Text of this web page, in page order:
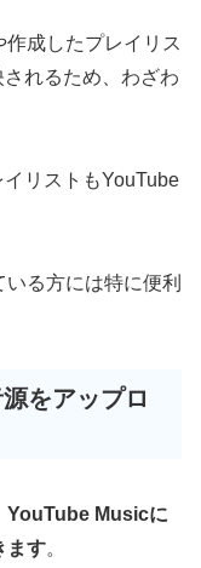
成したプレイリス
れるため、わざわ
リストもYouTube
る方には特に便利
をアップロ
YouTube Musicに
ます。